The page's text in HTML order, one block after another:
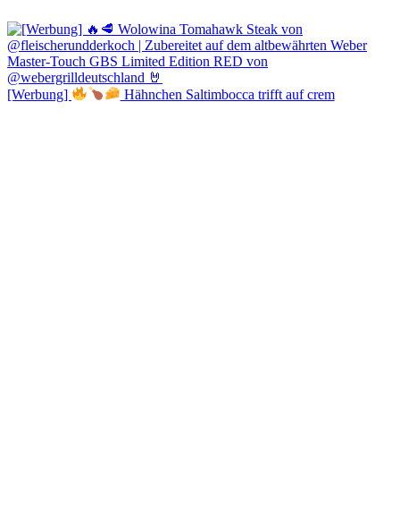
[Werbung] Hähnchen Saltimbocca trifft auf crem